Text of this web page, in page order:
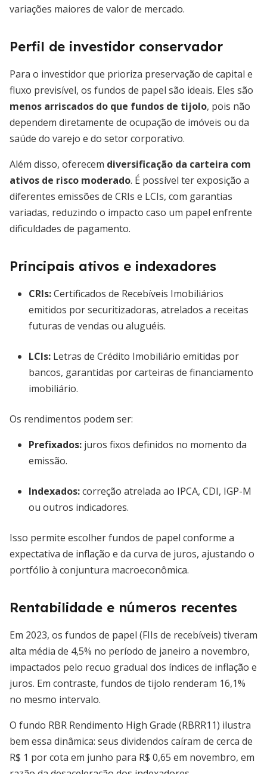
variações maiores de valor de mercado.
Perfil de investidor conservador
Para o investidor que prioriza preservação de capital e
fluxo previsível, os fundos de papel são ideais. Eles são
menos arriscados do que fundos de tijolo, pois não
dependem diretamente de ocupação de imóveis ou da
saúde do varejo e do setor corporativo.
Além disso, oferecem diversificação da carteira com
ativos de risco moderado. É possível ter exposição a
diferentes emissões de CRIs e LCIs, com garantias
variadas, reduzindo o impacto caso um papel enfrente
dificuldades de pagamento.
Principais ativos e indexadores
CRIs:Certificados de Recebíveis Imobiliários
emitidos por securitizadoras, atrelados a receitas
futuras de vendas ou aluguéis.
LCIs: Letras de Crédito Imobiliário emitidas por
bancos, garantidas por carteiras de financiamento
imobiliário.
Os rendimentos podem ser:
Prefixados: juros fixos definidos no momento da
emissão.
Indexados:correção atrelada ao IPCA, CDI, IGP-M
ou outros indicadores.
Isso permite escolher fundos de papel conforme a
expectativa de inflação e da curva de juros, ajustando o
portfólio à conjuntura macroeconômica.
Rentabilidade e números recentes
Em 2023, os fundos de papel (FIIs de recebíveis) tiveram
alta média de 4,5% no período de janeiro a novembro,
impactados pelo recuo gradual dos índices de inflação e
juros. Em contraste, fundos de tijolo renderam 16,1%
no mesmo intervalo.
O fundo RBR Rendimento High Grade (RBRR11) ilustra
bem essa dinâmica: seus dividendos caíram de cerca de
R$ 1 por cota em junho para R$ 0,65 em novembro, em